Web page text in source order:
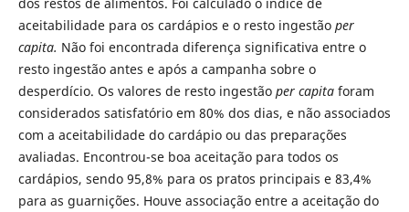
aceitabilidade para os cardápios e o resto ingestão per
capita. Não foi encontrada diferença significativa entre o
resto ingestão antes e após a campanha sobre o
desperdício. Os valores de resto ingestão per capitaforam
considerados satisfatório em 80% dos dias, e não associados
com a aceitabilidade do cardápio ou das preparações
avaliadas. Encontrou-se boa aceitação para todos os
cardápios, sendo 95,8% para os pratos principais e 83,4%
para as guarnições. Houve associação entre a aceitação do